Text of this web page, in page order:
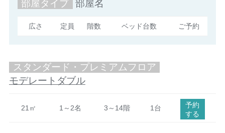
部屋タイプ 部屋名
広さ 定員 階数 ベッド台数 ご予約
スタンダード・プレミアムフロア
モデレートダブル
21㎡ 1～2名 3～14階 1台
予約
する